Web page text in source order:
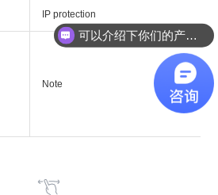
IP protection
Note
可以介绍下你们的产品么？